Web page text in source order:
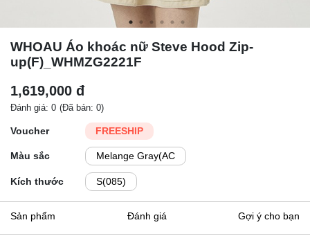
WHOAU Áo khoác nữ Steve Hood Zip-
up(F)_WHMZG2221F
1,619,000 đ
Đánh giá: 0 (Đã bán: 0)
Voucher FREESHIP
Màu sắc Melange Gray(AC
Kích thước S(085)
Sản phẩm Đánh giá Gợi ý cho bạn